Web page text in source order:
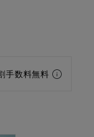
手数料無料